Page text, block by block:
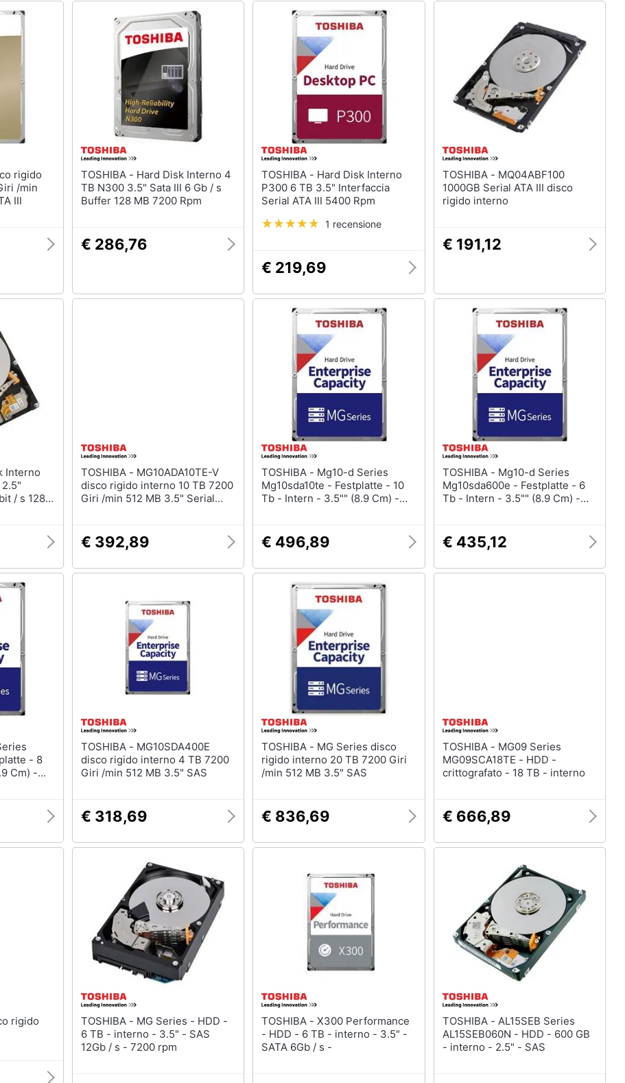
/min
III
TOSHIBA - Hard Disk Interno 4
TB N300 3.5" Sata III 6 Gb / s
Buffer 128 MB 7200 Rpm
€ 286,76
TOSHIBA - Hard Disk Interno
P300 6 TB 3.5" Interfaccia
Serial ATA III 5400 Rpm
1 recensione
€ 219,69
TOSHIBA - MQ04ABF100
1000GB Serial ATA III disco
rigido interno
€ 191,12
2.5"
/ s 128
TOSHIBA - MG10ADA10TE-V
disco rigido interno 10 TB 7200
Giri /min 512 MB 3.5" Serial
€ 392,89
TOSHIBA - Mg10-d Series
Mg10sda10te - Festplatte - 10
Tb - Intern - 3.5"" (8.9 Cm) -
€ 496,89
TOSHIBA - Mg10-d Series
Mg10sda600e - Festplatte - 6
Tb - Intern - 3.5"" (8.9 Cm) -
€ 435,12
- 8
Cm) -
TOSHIBA - MG10SDA400E
disco rigido interno 4 TB 7200
Giri /min 512 MB 3.5" SAS
€ 318,69
TOSHIBA - MG Series disco
rigido interno 20 TB 7200 Giri
/min 512 MB 3.5" SAS
€ 836,69
TOSHIBA - MG09 Series
MG09SCA18TE - HDD -
crittografato - 18 TB - interno
€ 666,89
TOSHIBA - MG Series - HDD -
6 TB - interno - 3.5" - SAS
12Gb / s - 7200 rpm
TOSHIBA - X300 Performance
- HDD - 6 TB - interno - 3.5" -
SATA 6Gb / s -
TOSHIBA - AL15SEB Series
AL15SEB060N - HDD - 600 GB
- interno - 2.5" - SAS